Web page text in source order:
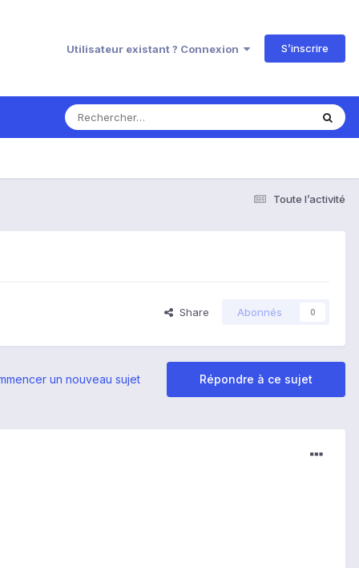
Utilisateur existant ? Connexion S’inscrire
Toute l’activité
Share Abonnés 0
Répondre à ce sujet
un nouveau sujet